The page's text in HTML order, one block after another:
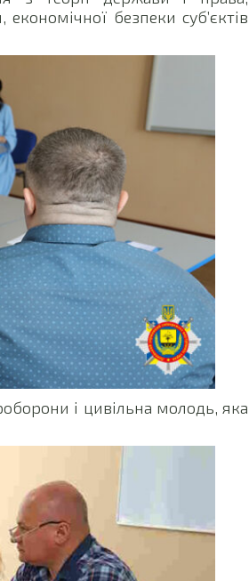
безпеки суб’єктів
і цивільна молодь, яка